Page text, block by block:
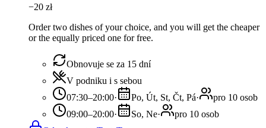
−20 zł
Order two dishes of your choice, and you will get the cheaper
or the equally priced one for free.
Obnovuje se za 15 dní
V podniku i s sebou
07:30–20:00· Po, Út, St, Čt, Pá·
pro 10 osob
09:00–20:00· So, Ne·
pro 10 osob